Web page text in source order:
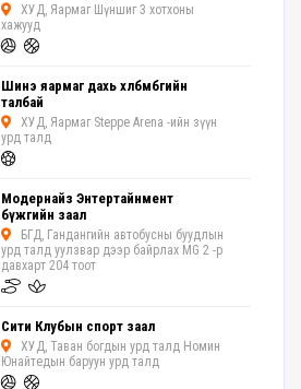
ХУД, Яармаг Шүншиг 3 хотхоны
хажууд
Шинэ яармаг дахь хөлбөмбөгийн
талбай
ХУД, Яармаг Steppe Arena -ийн зүүн
урд талд
Модернайз Энтертайнмент
бүжгийн заал
БГД, Гандангийн автобусны буудлын
урд талд уулзвар дээр байрлах MG 2 -р
давхарт 204 тоот
Сити Клубын спорт заал
ХУД, Таван богдын урд талд Номин
Юнайтедын баруун урд талд